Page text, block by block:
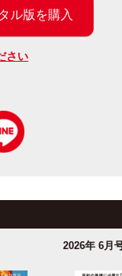
ル版を購入
さい
2026年 6月